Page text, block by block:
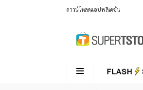
ดาวน์โหลดแอปพลิเคชัน